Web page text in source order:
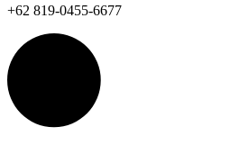
+62 819-0455-6677